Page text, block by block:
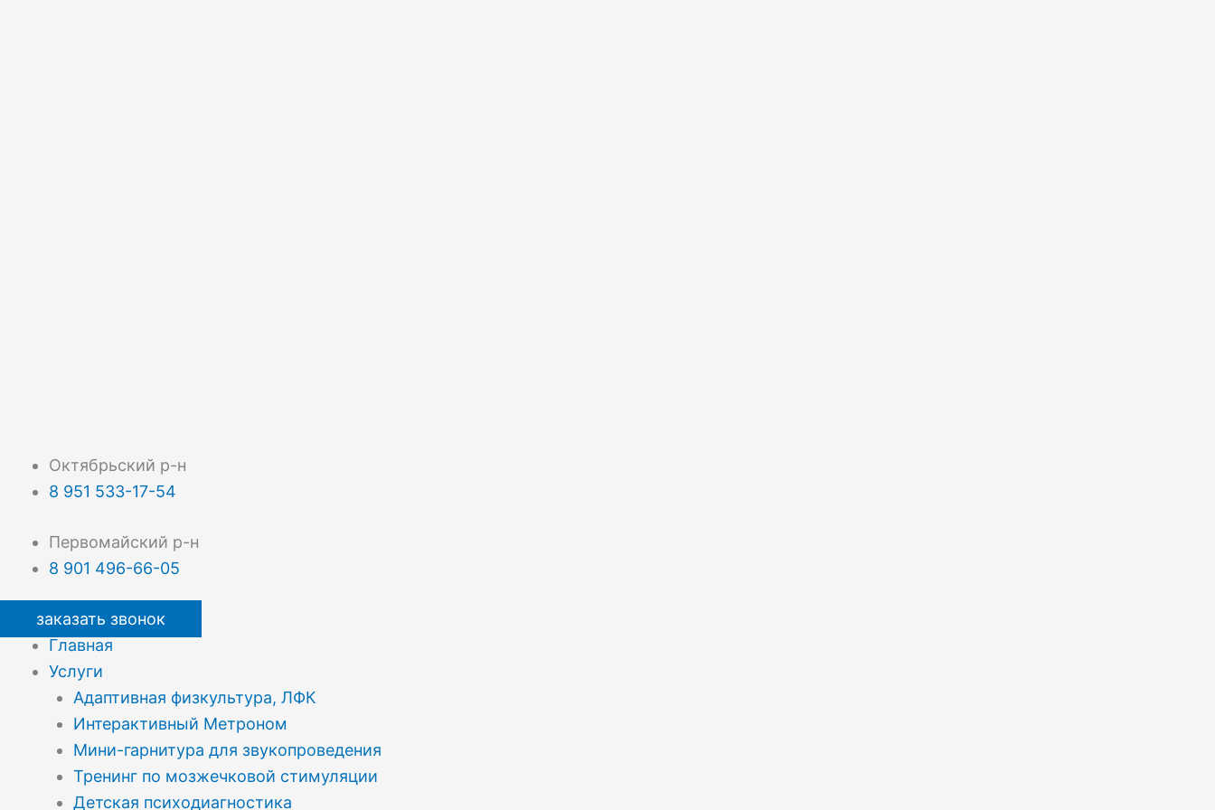
Октябрьский р-н
8 951 533-17-54
Первомайский р-н
8 901 496-66-05
заказать звонок
Главная
Услуги
Адаптивная физкультура, ЛФК
Интерактивный Метроном
Мини-гарнитура для звукопроведения
Тренинг по мозжечковой стимуляции
Детская психодиагностика